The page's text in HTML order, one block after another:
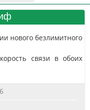
нового безлимитного
связи в обоих